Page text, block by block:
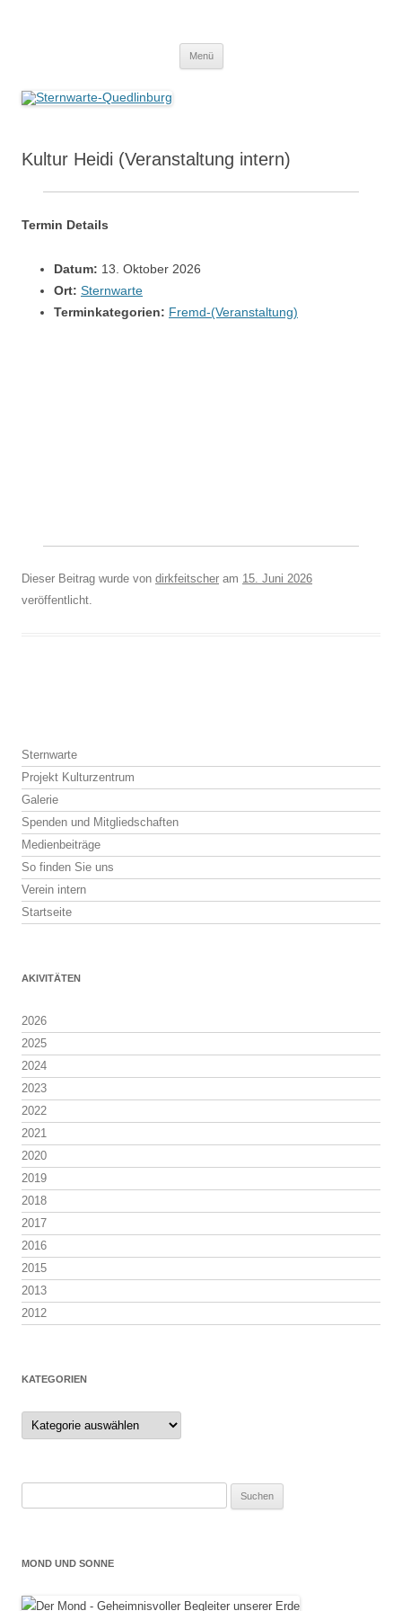
Menü
Kultur Heidi (Veranstaltung intern)
Termin Details
Datum: 13. Oktober 2026
Ort: Sternwarte
Terminkategorien: Fremd-(Veranstaltung)
Dieser Beitrag wurde von dirkfeitscher am 15. Juni 2026
veröffentlicht.
Sternwarte
Projekt Kulturzentrum
Galerie
Spenden und Mitgliedschaften
Medienbeiträge
So finden Sie uns
Verein intern
Startseite
AKIVITÄTEN
2026
2025
2024
2023
2022
2021
2020
2019
2018
2017
2016
2015
2013
2012
KATEGORIEN
Kategorien
MOND UND SONNE